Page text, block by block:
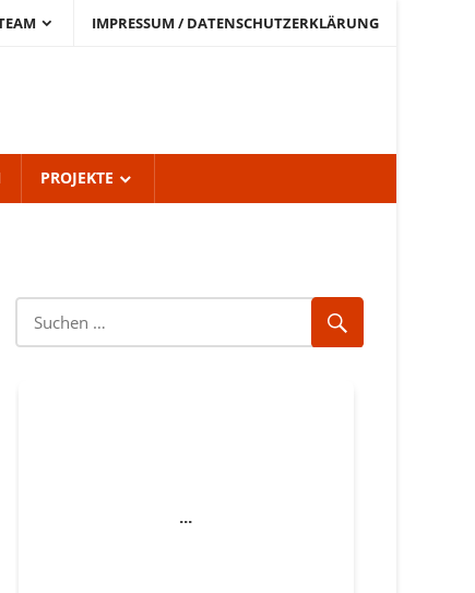
IMPRESSUM / DATENSCHUTZERKLÄRUNG
PROJEKTE